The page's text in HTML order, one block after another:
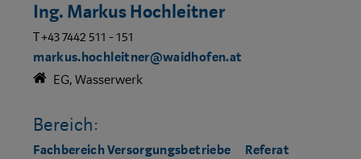
Ing. Markus Hochleitner
T +43 7442 511 - 151
markus.hochleitner@waidhofen.at
EG, Wasserwerk
Bereich:
Fachbereich Versorgungsbetriebe
Referat